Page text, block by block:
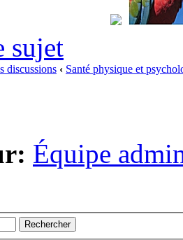
sujet
discussions ‹ Santé physique et
Équipe